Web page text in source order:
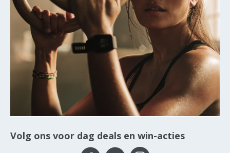
Volg ons voor dag deals en win-acties